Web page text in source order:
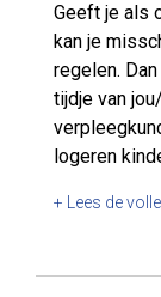
Geeft je als
kan je
regelen.
tijdje van
logeren
nemen een
vakantie.
+ Lees de